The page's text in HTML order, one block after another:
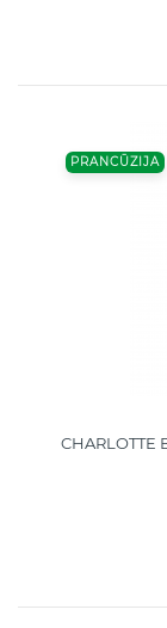
PRANCŪZIJA
CHARLOTTE